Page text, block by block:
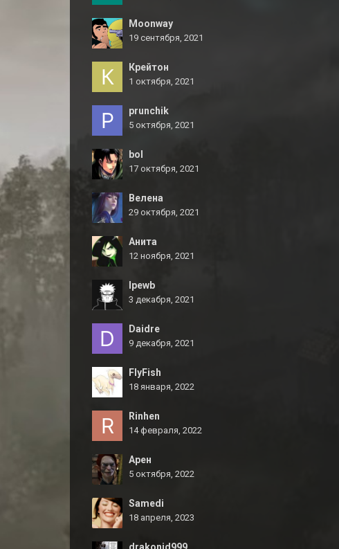
Moonway
19 сентября, 2021
Крейтон
1 октября, 2021
prunchik
5 октября, 2021
bol
17 октября, 2021
Велена
29 октября, 2021
Анита
12 ноября, 2021
Ipewb
3 декабря, 2021
Daidre
9 декабря, 2021
FlyFish
18 января, 2022
Rinhen
14 февраля, 2022
Арен
5 октября, 2022
Samedi
18 апреля, 2023